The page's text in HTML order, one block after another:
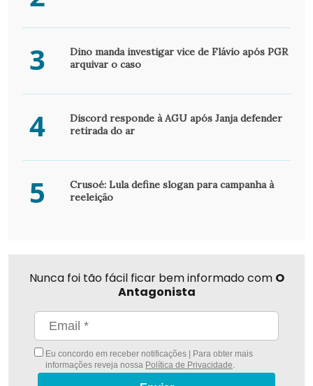
3
Dino manda investigar vice de Flávio após PGR
arquivar o caso
4
Discord responde à AGU após Janja defender
retirada do ar
5
Crusoé: Lula define slogan para campanha à
reeleição
Nunca foi tão fácil ficar bem informado com O
Antagonista
Eu concordo em receber notificações | Para obter mais
informações reveja nossa Política de Privacidade.